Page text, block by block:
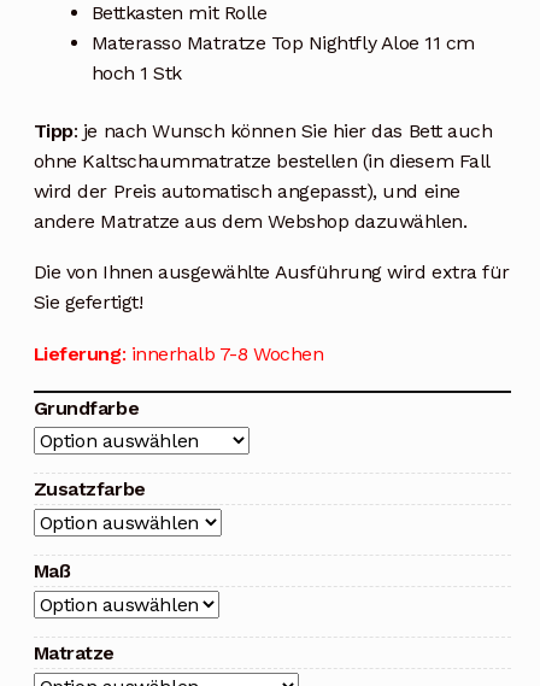
Bettkasten mit Rolle
Materasso Matratze Top Nightfly Aloe 11 cm
hoch 1 Stk
Tipp: je nach Wunsch können Sie hier das Bett auch
ohne Kaltschaummatratze bestellen (in diesem Fall
wird der Preis automatisch angepasst), und eine
andere Matratze aus dem Webshop dazuwählen.
Die von Ihnen ausgewählte Ausführung wird extra für
Sie gefertigt!
Lieferung: innerhalb 7-8 Wochen
Grundfarbe
Zusatzfarbe
Maß
Matratze